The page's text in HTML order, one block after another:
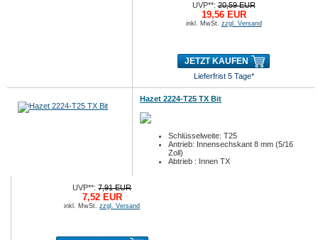
UVP**:20,59 EUR
19,56 EUR
inkl. MwSt. zzgl. Versand
JETZT KAUFEN
Lieferfrist 5 Tage*
Hazet 2224-T25 TX Bit
Schlüsselweite: T25
Antrieb: Innensechskant 8 mm (5/16
Zoll)
Abtrieb : Innen TX
UVP**:7,91 EUR
7,52 EUR
inkl. MwSt.zzgl. Versand